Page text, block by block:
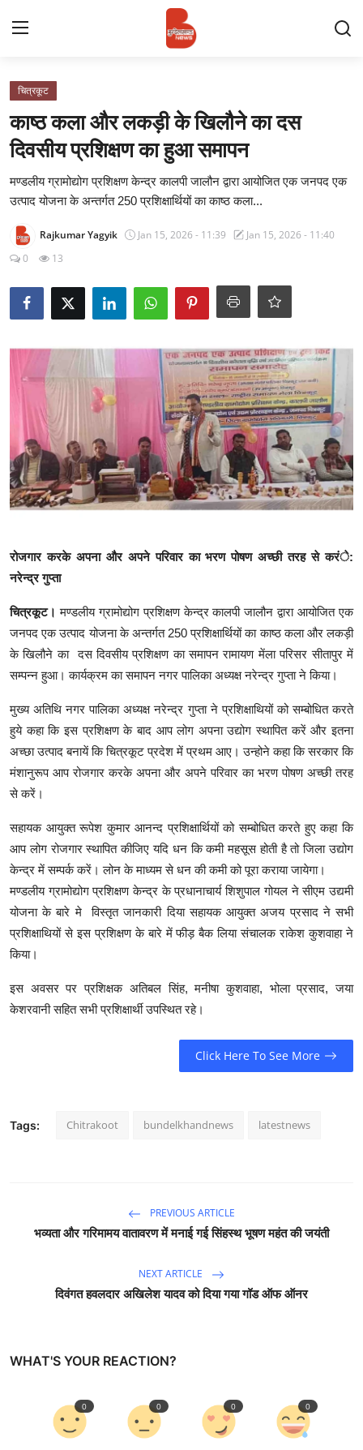
Contact
प्रमुख ख़बर
राज्य
बुन्देलखण्ड
क्राइम
स्पोर्ट्स
मनोरंजन
गैलरी
चित्रकूट
काष्ठ कला और लकड़ी के खिलौने का दस
दिवसीय प्रशिक्षण का हुआ समापन
मण्डलीय ग्रामोद्योग प्रशिक्षण केन्द्र कालपी जालौन द्वारा आयोजित एक जनपद एक
उत्पाद योजना के अन्तर्गत 250 प्रशिक्षार्थियों का काष्ठ कला...
Rajkumar Yagyik Jan 15, 2026 - 11:39
Jan 15, 2026 - 11:40
0
13
रोजगार करके अपना और अपने परिवार का भरण पोषण अच्छी तरह से करंे:
नरेन्द्र गुप्ता
चित्रकूट। मण्डलीय ग्रामोद्योग प्रशिक्षण केन्द्र कालपी जालौन द्वारा आयोजित एक
जनपद एक उत्पाद योजना के अन्तर्गत 250 प्रशिक्षार्थियों का काष्ठ कला और लकड़ी
के खिलौने का दस दिवसीय प्रशिक्षण का समापन रामायण मेंला परिसर सीतापुर में
सम्पन्न हुआ। कार्यक्रम का समापन नगर पालिका अध्यक्ष नरेन्द्र गुप्ता ने किया।
मुख्य अतिथि नगर पालिका अध्यक्ष नरेन्द्र गुप्ता ने प्रशिक्षाथियों को सम्बोधित करते
हुये कहा कि इस प्रशिक्षण के बाद आप लोग अपना उद्योग स्थापित करें और इतना
अच्छा उत्पाद बनायें कि चित्रकूट प्रदेश में प्रथम आए। उन्होने कहा कि सरकार कि
मंशानुरूप आप रोजगार करके अपना और अपने परिवार का भरण पोषण अच्छी तरह
से करें।
सहायक आयुक्त रूपेश कुमार आनन्द प्रशिक्षार्थियों को सम्बोधित करते हुए कहा कि
आप लोग रोजगार स्थापित कीजिए यदि धन कि कमी महसूस होती है तो जिला उद्योग
केन्द्र में सम्पर्क करें। लोन के माध्यम से धन की कमी को पूरा कराया जायेगा।
मण्डलीय ग्रामोद्योग प्रशिक्षण केन्द्र के प्रधानाचार्य शिशुपाल गोयल ने सीएम उद्यमी
योजना के बारे मे विस्तृत जानकारी दिया सहायक आयुक्त अजय प्रसाद ने सभी
प्रशिक्षाथियों से इस प्रशिक्षण के बारे में फीड़ बैक लिया संचालक राकेश कुशवाहा ने
किया।
इस अवसर पर प्रशिक्षक अतिबल सिंह, मनीषा कुशवाहा, भोला प्रसाद, जया
केशरवानी सहित सभी प्रशिक्षार्थी उपस्थित रहे।
Click Here To See More
Tags: Chitrakoot bundelkhandnews latestnews
PREVIOUS ARTICLE
भव्यता और गरिमामय वातावरण में मनाई गई सिंहस्थ भूषण महंत की जयंती
NEXT ARTICLE
दिवंगत हवलदार अखिलेश यादव को दिया गया गॉड ऑफ ऑनर
WHAT'S YOUR REACTION?
0 0 0 0